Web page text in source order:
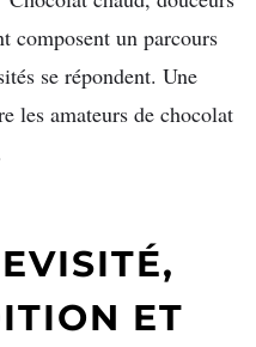
composent un parcours
se répondent. Une
les amateurs de chocolat
ET